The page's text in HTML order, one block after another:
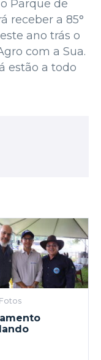
Parque de
receber a 85°
ano trás o
com a Sua.
estão a todo